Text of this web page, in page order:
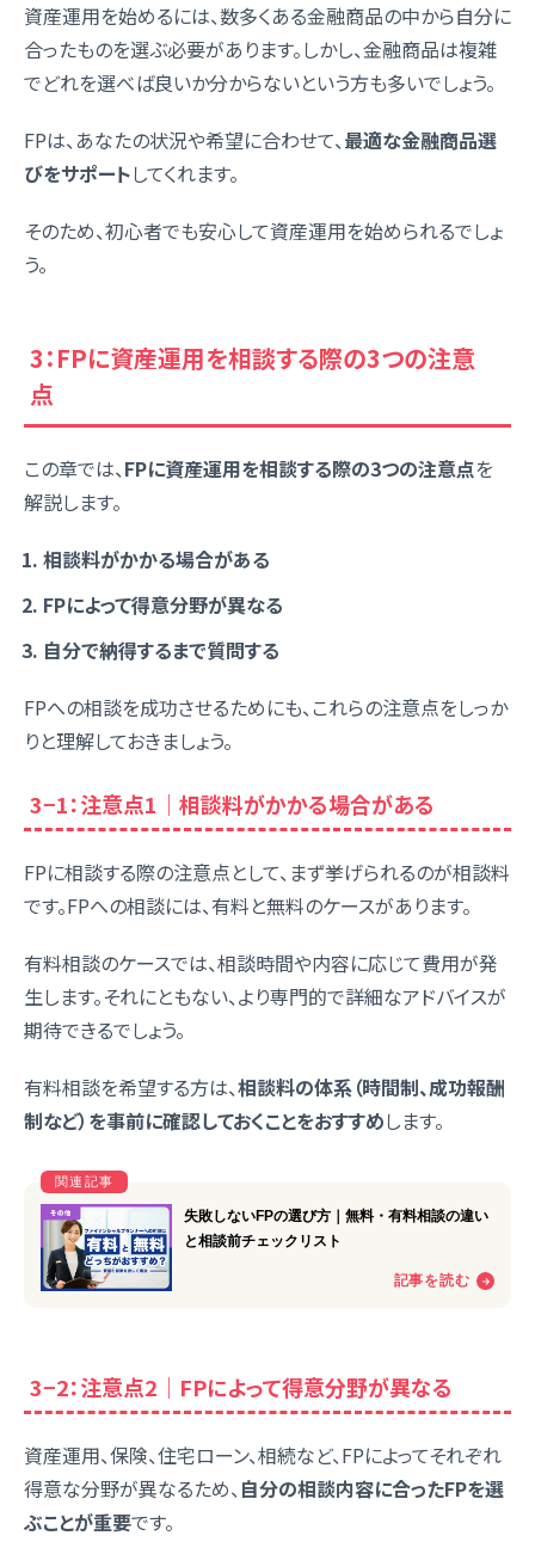
資産運用を始めるには、数多くある金融商品の中から自分に
合ったものを選ぶ必要があります。しかし、金融商品は複雑
でどれを選べば良いか分からないという方も多いでしょう。
FPは、あなたの状況や希望に合わせて、最適な金融商品選
びをサポートしてくれます。
そのため、初心者でも安心して資産運用を始められるでしょ
う。
3：FPに資産運用を相談する際の3つの注意
点
この章では、FPに資産運用を相談する際の3つの注意点を
解説します。
相談料がかかる場合がある
FPによって得意分野が異なる
自分で納得するまで質問する
FPへの相談を成功させるためにも、これらの注意点をしっか
りと理解しておきましょう。
3−1：注意点1｜相談料がかかる場合がある
FPに相談する際の注意点として、まず挙げられるのが相談料
です。FPへの相談には、有料と無料のケースがあります。
有料相談のケースでは、相談時間や内容に応じて費用が発
生します。それにともない、より専門的で詳細なアドバイスが
期待できるでしょう。
有料相談を希望する方は、相談料の体系（時間制、成功報酬
制など）を事前に確認しておくことをおすすめします。
3−2：注意点2｜FPによって得意分野が異なる
資産運用、保険、住宅ローン、相続など、FPによってそれぞれ
得意な分野が異なるため、 自分の相談内容に合ったFPを選
ぶことが重要です。